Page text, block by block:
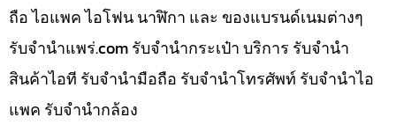
ถือ ไอแพค ไอโฟน นาฬิกา และ ของแบรนด์เนมต่างๆ
รับจํานําแพร่.com รับจำนำกระเป๋า บริการ รับจำนำ
สินค้าไอที รับจำนำมือถือ รับจำนำโทรศัพท์ รับจำนำไอ
แพค รับจำนำกล้อง